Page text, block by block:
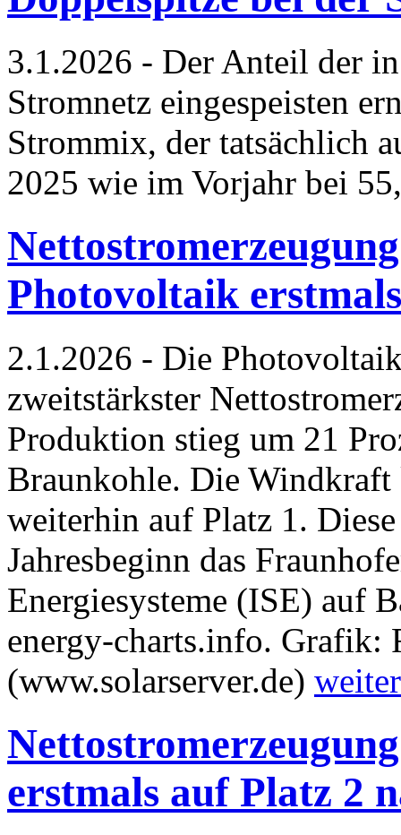
3.1.2026 - Der Anteil der
Stromnetz eingespeisten
Strommix, der tatsächlich
2025 wie im Vorjahr bei
Photovoltaik
2.1.2026 - Die
zweitstärkster
Produktion stieg um 21
Braunkohle. Die Windkraft
weiterhin auf Platz 1.
Jahresbeginn das
Energiesysteme (ISE) auf
energy-charts.info. Grafik:
(www.solarserver.de) weiter
erstmals auf Platz 2